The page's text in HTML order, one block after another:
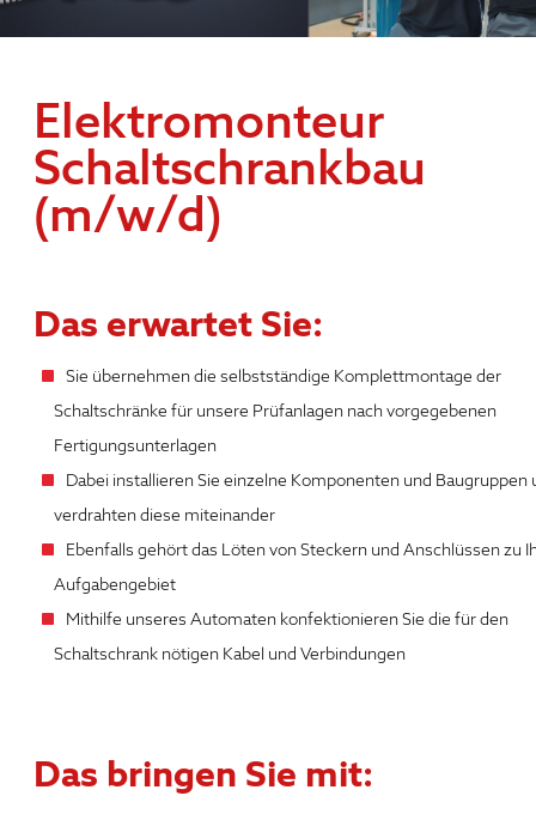
Elektromonteur
Schaltschrankbau
(m/w/d)
Das erwartet Sie:
Sie übernehmen die selbstständige Komplettmontage der
Schaltschränke für unsere Prüfanlagen nach vorgegebenen
Fertigungsunterlagen
Dabei installieren Sie einzelne Komponenten und Baugruppen
verdrahten diese miteinander
Ebenfalls gehört das Löten von Steckern und Anschlüssen zu
Aufgabengebiet
Mithilfe unseres Automaten konfektionieren Sie die für den
Schaltschrank nötigen Kabel und Verbindungen
Das bringen Sie mit: